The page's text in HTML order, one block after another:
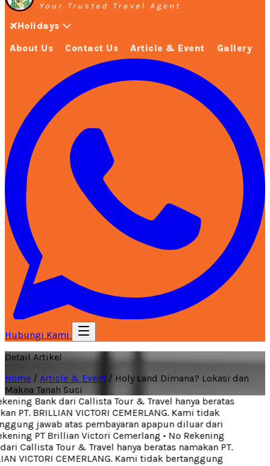
Holidays
About Us Contact Us Article & Event Gallery
Hubungi Kami
Detail Artikel
Home / Article & Event / Holy Land Dimana? Lokasi dan
Makna Tanah Suci
Bank dari Callista Tour & Travel hanya beratas
PT. BRILLIAN VICTORI CEMERLANG. Kami tidak
jawab atas pembayaran apapun diluar dari
PT Brillian Victori Cemerlang• No Rekening
Callista Tour & Travel hanya beratas namakan PT.
VICTORI CEMERLANG. Kami tidak bertanggung